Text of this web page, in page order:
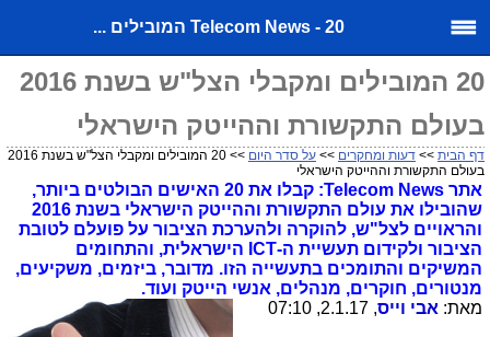
Telecom News - 20 המובילים ...
20 המובילים ומקבלי הצל"ש בשנת 2016
בעולם התקשורת וההייטק הישראלי
דף הבית >> דעות ומחקרים >> על סדר היום
>> 20 המובילים ומקבלי הצל"ש בשנת 2016
בעולם התקשורת וההייטק הישראלי
אתר Telecom News: קבלו את 20 האישים הבולטים ביותר,
שהובילו את עולם התקשורת וההייטק הישראלי בשנת 2016
והראויים לצל"ש, להוקרה ולהערכת הציבור על פועלם לטובת
הציבור ולקידום תעשיית ה-ICT הישראלית, והתחומים
המשיקים והתומכים בתעשייה הזו. מדובר, ביזמים, משקיעים,
מנטורים, חוקרים, מנהלים, אנשי הייטק ועוד.
מאת: אבי וייס, 2.1.17, 07:10